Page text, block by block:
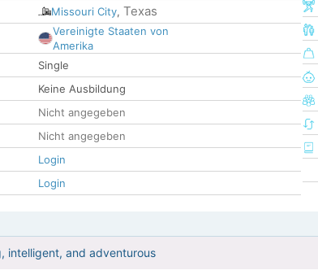
Missouri City, Texas
Vereinigte Staaten von
Amerika
Single
Keine Ausbildung
Nicht angegeben
Nicht angegeben
Login
Login
intelligent, and adventurous